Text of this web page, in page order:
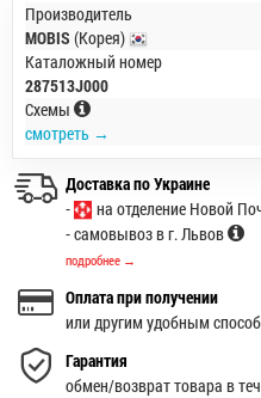
Производитель
MOBIS (Корея)
Каталожный номер
287513J000
Схемы
смотреть →
Доставка по Украине
-
на отделение Новой
- самовывоз в г. Львов
подробнее →
Оплата при получении
или другим удобным
Гарантия
обмен/возврат товара в